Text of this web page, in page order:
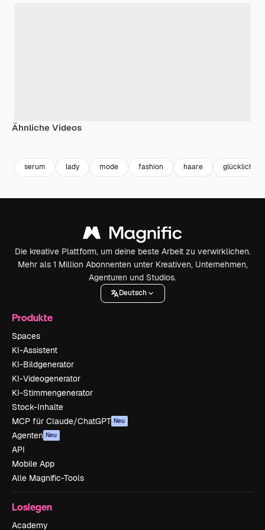
Ähnliche Videos
serum lady mode fashion haare glücklich
Die kreative Plattform, um deine beste Arbeit zu verwirklichen.
Mehr als 1 Million Abonnenten unter Kreativen, Unternehmen,
Agenturen und Studios.
Deutsch
Produkte
Spaces
KI-Assistent
KI-Bildgenerator
KI-Videogenerator
KI-Stimmengenerator
Stock-Inhalte
MCP für Claude/ChatGPT Neu
Agenten Neu
API
Mobile App
Alle Magnific-Tools
Loslegen
Academy